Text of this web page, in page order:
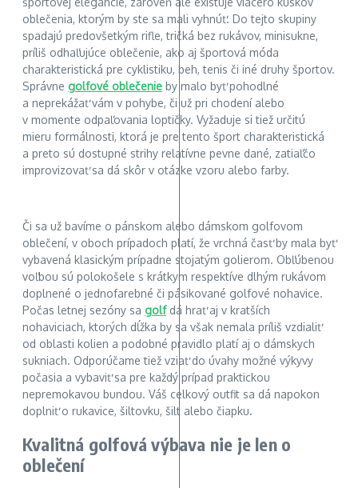
oblečenia, ktorým by ste sa mali vyhnúť. Do tejto skupiny
spadajú predovšetkým rifle, tričká bez rukávov, minisukne,
príliš odhaľujúce oblečenie, ako aj športová móda
charakteristická pre cyklistiku, beh, tenis či iné druhy športov.
Správne golfové oblečenie by malo byť pohodlné
a neprekážať vám v pohybe, či už pri chodení alebo
v momente odpaľovania loptičky. Vyžaduje si tiež určitú
mieru formálnosti, ktorá je pre tento šport charakteristická
a preto sú dostupné strihy relatívne pevne dané, zatiaľčo
improvizovať sa dá skôr v otázke vzoru alebo farby.
Či sa už bavíme o pánskom alebo dámskom golfovom
oblečení, v oboch prípadoch platí, že vrchná časť by mala byť
vybavená klasickým prípadne stojatým golierom. Obľúbenou
voľbou sú polokošele s krátkym respektíve dlhým rukávom
doplnené o jednofarebné či pásikované golfové nohavice.
Počas letnej sezóny sa golfdá hrať aj v kratších
nohaviciach, ktorých dĺžka by sa však nemala príliš vzdialiť
od oblasti kolien a podobné pravidlo platí aj o dámskych
sukniach. Odporúčame tiež vziať do úvahy možné výkyvy
počasia a vybaviť sa pre každý prípad praktickou
nepremokavou bundou. Váš celkový outfit sa dá napokon
doplniť o rukavice, šiltovku, šilt alebo čiapku.
Kvalitná golfová výbava nie je len o
oblečení